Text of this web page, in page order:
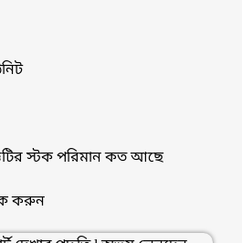
স্টক পরিমান কত আছে
করুন